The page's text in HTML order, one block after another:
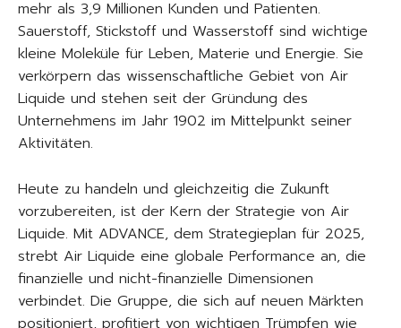
mehr als 3,9 Millionen Kunden und Patienten.
Sauerstoff, Stickstoff und Wasserstoff sind wichtige
kleine Moleküle für Leben, Materie und Energie. Sie
verkörpern das wissenschaftliche Gebiet von Air
Liquide und stehen seit der Gründung des
Unternehmens im Jahr 1902 im Mittelpunkt seiner
Aktivitäten.
Heute zu handeln und gleichzeitig die Zukunft
vorzubereiten, ist der Kern der Strategie von Air
Liquide. Mit ADVANCE, dem Strategieplan für 2025,
strebt Air Liquide eine globale Performance an, die
finanzielle und nicht-finanzielle Dimensionen
verbindet. Die Gruppe, die sich auf neuen Märkten
positioniert, profitiert von wichtigen Trümpfen wie